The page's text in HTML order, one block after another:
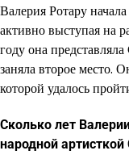
Валерия Ротару
активно выступая на
году она
заняла второе место.
которой удалось
Сколько лет
народной